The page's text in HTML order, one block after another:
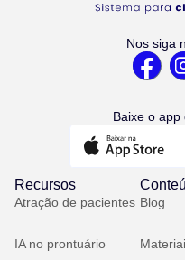
Nos siga
Baixe o app
Recursos
Atração de pacientes
IA no prontuário
Blog